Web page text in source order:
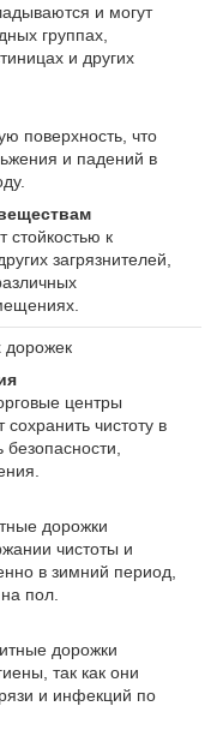
и могут
группах,
и других
поверхность, что
и падений в
стойкостью к
загрязнителей,
дорожек
центры
чистоту в
дорожки
чистоты и
в зимний период,
пол.
дорожки
так как они
и инфекций по